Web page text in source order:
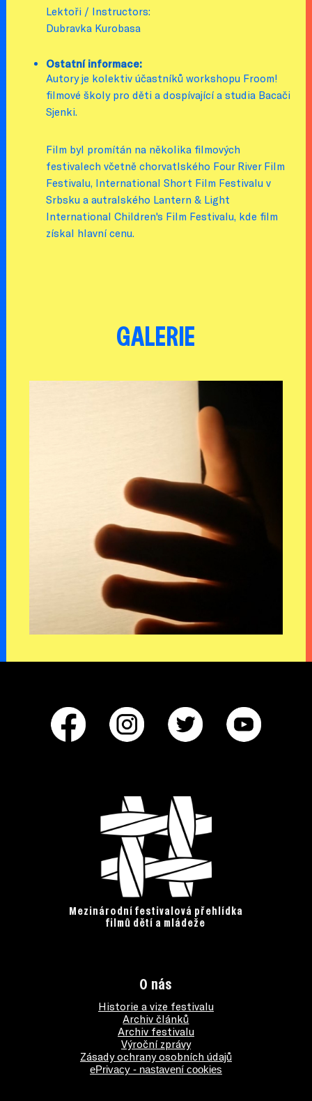
Lektoři / Instructors:
Dubravka Kurobasa
Ostatní informace:
Autory je kolektiv účastníků workshopu Froom!
filmové školy pro děti a dospívající a studia Bacači
Sjenki.
Film byl promítán na několika filmových
festivalech včetně chorvatlského Four River Film
Festivalu, International Short Film Festivalu v
Srbsku a autralského Lantern & Light
International Children's Film Festivalu, kde film
získal hlavní cenu.
GALERIE
Mezinárodní festivalová přehlídka
filmů dětí a mládeže
O nás
Historie a vize festivalu
Archiv článků
Archiv festivalu
Výroční zprávy
Zásady ochrany osobních údajů
ePrivacy - nastavení cookies